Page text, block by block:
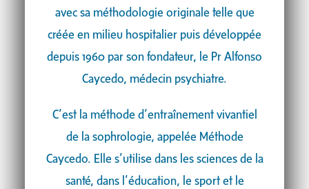
avec sa méthodologie originale telle que
créée en milieu hospitalier puis développée
depuis 1960 par son fondateur, le Pr Alfonso
Caycedo, médecin psychiatre.
C’est la méthode d’entraînement vivantiel
de la sophrologie, appelée Méthode
Caycedo. Elle s’utilise dans les sciences de la
santé, dans l’éducation, le sport et le